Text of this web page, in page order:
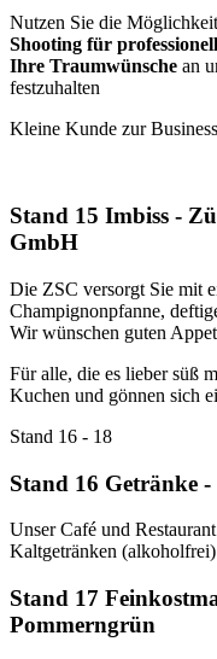
Nutzen Sie die
Shooting für
Ihre Traumwünsche an
festzuhalten
Kleine Kunde zur
Stand 15 Imbiss -
GmbH
Die ZSC versorgt Sie mit
Champignonpfanne,
Wir wünschen guten
Für alle, die es lieber süß
Kuchen und gönnen sich
Stand 16 - 18
Stand 16 Getränke
Unser Café und
Kaltgetränken
Stand 17
Pommerngrün